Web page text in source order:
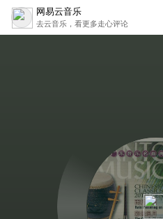
网易云音乐
去云音乐，看更多走心评论